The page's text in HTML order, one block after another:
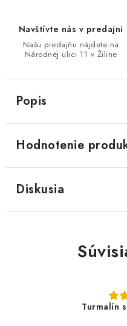
Navštívte nás v predajni
Našu predajňu nájdete na
Národnej ulici 11 v Žiline
Popis
Hodnotenie
Diskusia
Turmalín